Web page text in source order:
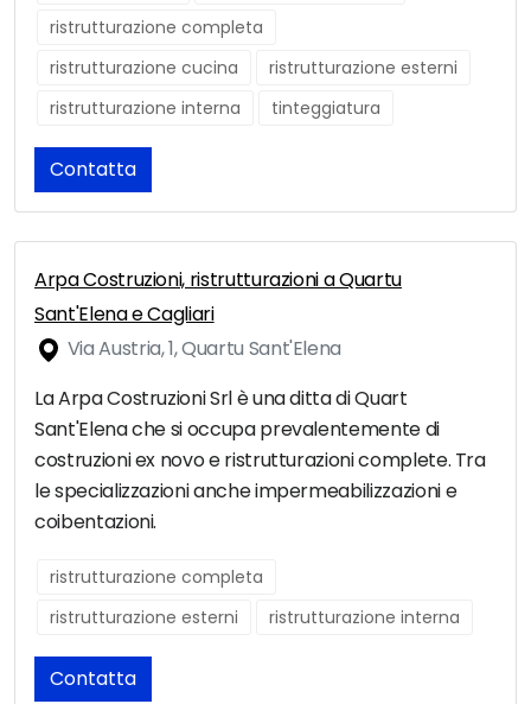
ristrutturazione completa
ristrutturazione cucina
ristrutturazione esterni
ristrutturazione interna
tinteggiatura
Contatta
Arpa Costruzioni, ristrutturazioni a Quartu
Sant'Elena e Cagliari
Via Austria, 1, Quartu Sant'Elena
La Arpa Costruzioni Srl è una ditta di Quart
Sant'Elena che si occupa prevalentemente di
costruzioni ex novo e ristrutturazioni complete. Tra
le specializzazioni anche impermeabilizzazioni e
coibentazioni.
ristrutturazione completa
ristrutturazione esterni
ristrutturazione interna
Contatta